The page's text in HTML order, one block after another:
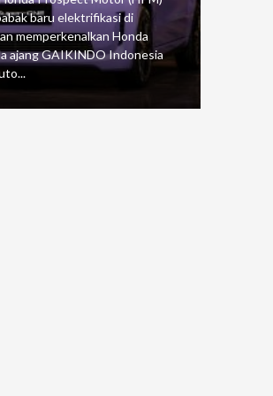
baru elektrifikasi di
memperkenalkan Honda
ajang GAIKINDO Indonesia